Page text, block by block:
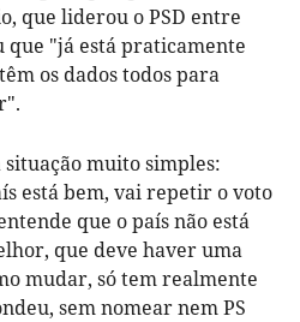
que liderou o PSD entre
que "já está praticamente
os dados todos para
muito simples:
está bem, vai repetir o voto
que o país não está
que deve haver uma
mudar, só tem realmente
sem nomear nem PS